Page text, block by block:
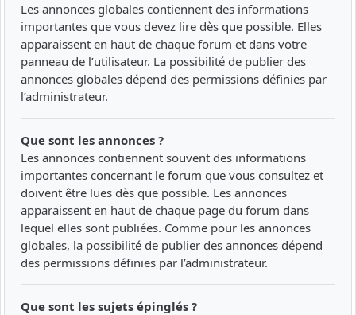
Les annonces globales contiennent des informations
importantes que vous devez lire dès que possible. Elles
apparaissent en haut de chaque forum et dans votre
panneau de l’utilisateur. La possibilité de publier des
annonces globales dépend des permissions définies par
l’administrateur.
Que sont les annonces ?
Les annonces contiennent souvent des informations
importantes concernant le forum que vous consultez et
doivent être lues dès que possible. Les annonces
apparaissent en haut de chaque page du forum dans
lequel elles sont publiées. Comme pour les annonces
globales, la possibilité de publier des annonces dépend
des permissions définies par l’administrateur.
Que sont les sujets épinglés ?